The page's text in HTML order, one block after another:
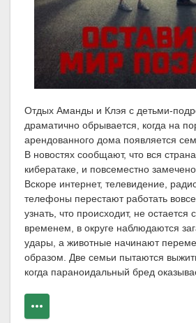
Отдых Аманды и Клэя с детьми-
драматично обрывается, когда на
арендованного дома появляется
В новостях сообщают, что вся
кибератаке, и повсеместно
Вскоре интернет, телевидение,
телефоны перестают работать
узнать, что происходит, не остается
временем, в округе наблюдаются
удары, а животные начинают
образом. Две семьи пытаются
когда параноидальный бред